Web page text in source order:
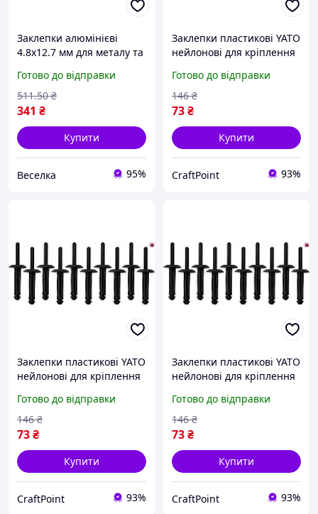
Заклепки алюмінієві
4.8x12.7 мм для металу та
універсальні легкі та
корозійно-стійкі FLAME
Готово до відправки
341 ₴
511.50 ₴
Купити
Веселка 95%
Заклепки пластикові YATO
нейлонові для кріплення
штук
Готово до відправки
73₴
146 ₴
Купити
CraftPoint 93%
Заклепки пластикові YATO
нейлонові для кріплення
універсальні 5.0x15.8 мм
10 шт
Готово до відправки
73₴
146 ₴
Купити
CraftPoint 93%
Заклепки пластикові YATO
нейлонові для кріплення
мм 10 шт
Готово до відправки
73₴
146 ₴
Купити
CraftPoint 93%